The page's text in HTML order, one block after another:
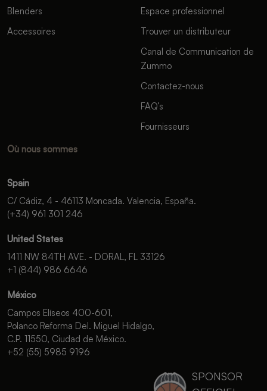
Blenders
Accessoires
Espace professionnel
Trouver un distributeur
Canal de Communication de
Zummo
Contactez-nous
FAQ’s
Fournisseurs
Où nous sommes
Spain
C/ Cádiz, 4 - 46113 Moncada. Valencia, España.
(+34) 961 301 246
United States
1411 NW 84TH AVE. - DORAL, FL 33126
+1 (844) 986 6646
México
Campos Elíseos 400-601,
Polanco Reforma Del. Miguel Hidalgo,
C.P. 11550, Ciudad de México.
+52 (55) 5985 9196
SPONSOR